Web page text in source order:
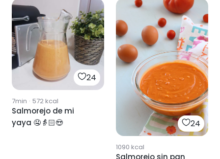
24
7min · 572kcal
Salmorejo de mi
yaya 🤤👵🏻😍
24
1090 kcal
Salmorejo sin pan